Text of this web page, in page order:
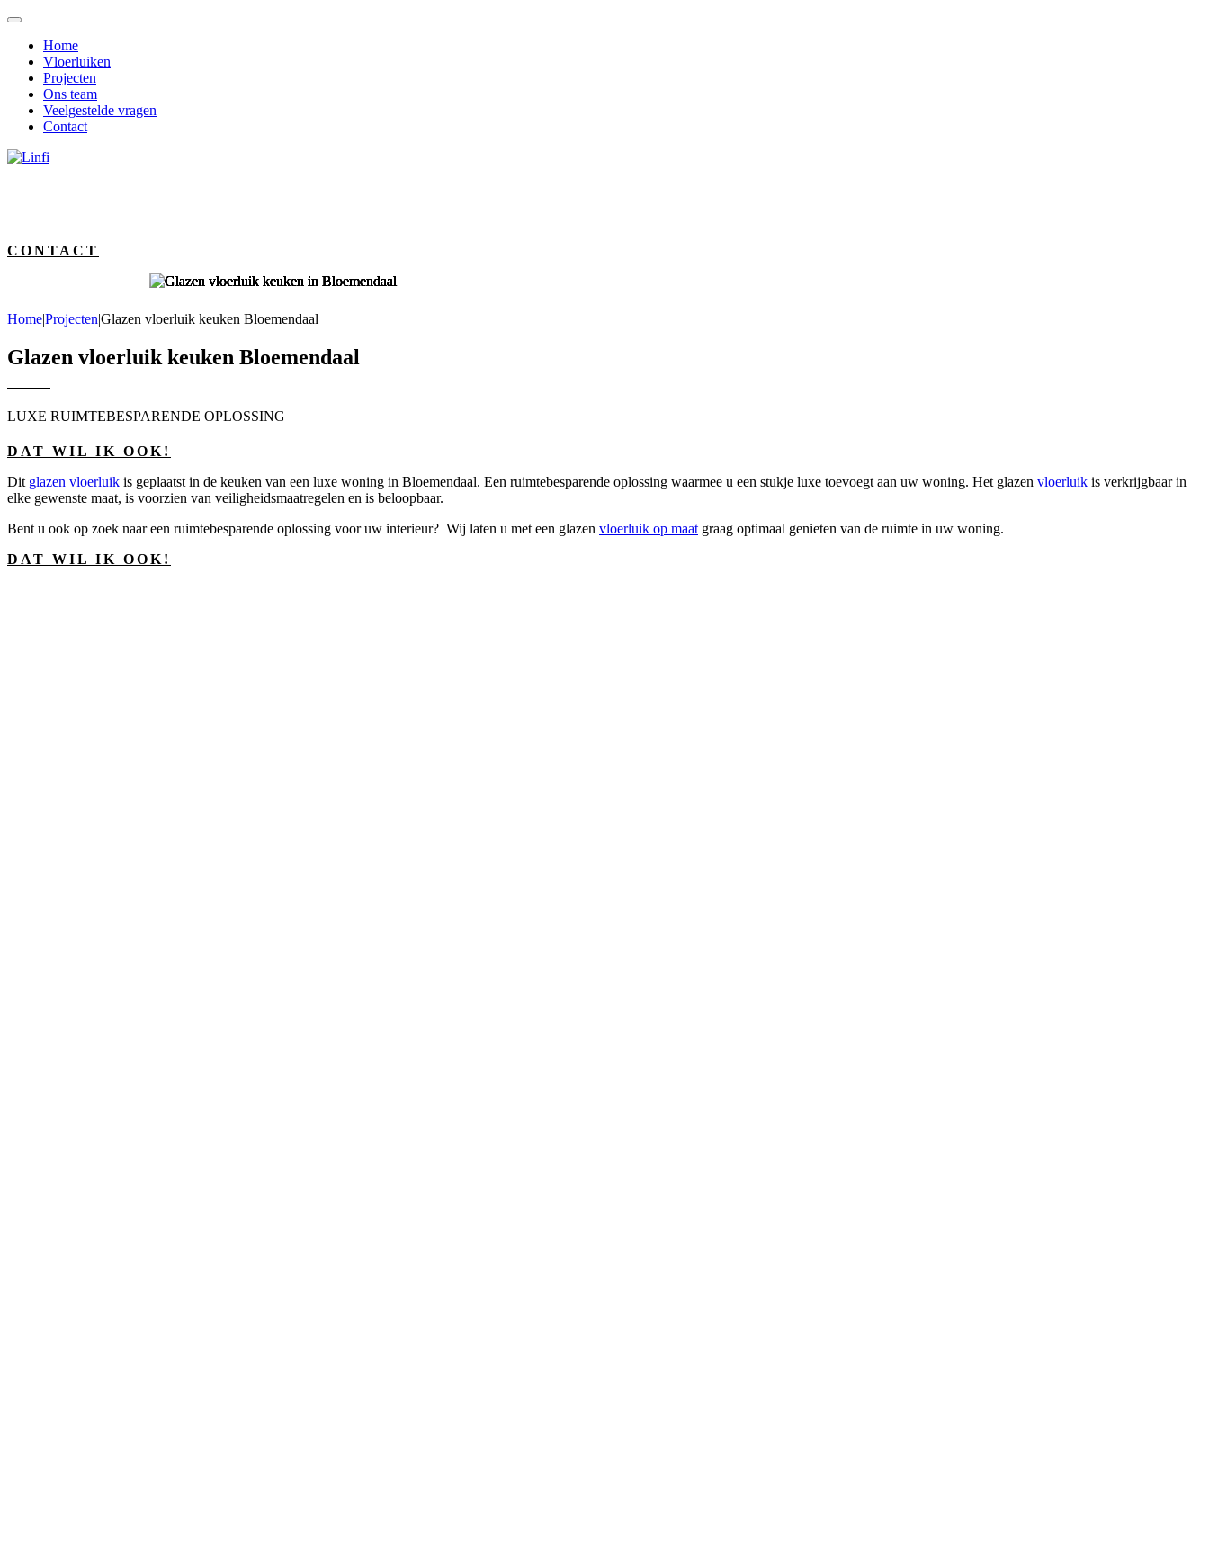
Home
Vloerluiken
Projecten
Ons team
Veelgestelde vragen
Contact
CONTACT
Home|Projecten|Glazen vloerluik keuken Bloemendaal
Glazen vloerluik keuken Bloemendaal
LUXE RUIMTEBESPARENDE OPLOSSING
DAT WIL IK OOK!
Dit glazen vloerluik is geplaatst in de keuken van een luxe woning in Bloemendaal. Een ruimtebesparende oplossing waarmee u een stukje luxe toevoegt aan uw woning. Het glazen vloerluik is verkrijgbaar in
elke gewenste maat, is voorzien van veiligheidsmaatregelen en is beloopbaar.
Bent u ook op zoek naar een ruimtebesparende oplossing voor uw interieur? Wij laten u met een glazen vloerluik op maat graag optimaal genieten van de ruimte in uw woning.
DAT WIL IK OOK!